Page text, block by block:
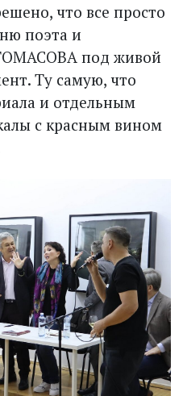
что все просто
поэта и
под живой
Ту самую, что
и отдельным
с красным вином